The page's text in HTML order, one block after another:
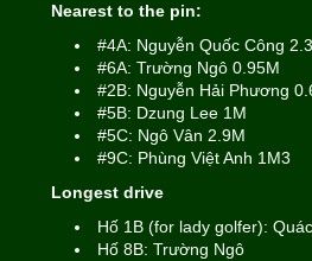
Nearest to the pin:
#4A: Nguyễn Quốc Công
#6A: Trường Ngô 0.95M
#2B: Nguyễn Hải Phương
#5B: Dzung Lee 1M
#5C: Ngô Vân 2.9M
#9C: Phùng Việt Anh 1M3
Longest drive
Hố 1B (for lady golfer):
Hố 8B: Trường Ngô